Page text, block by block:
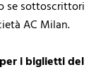
se sottoscrittori
AC Milan.
i biglietti del